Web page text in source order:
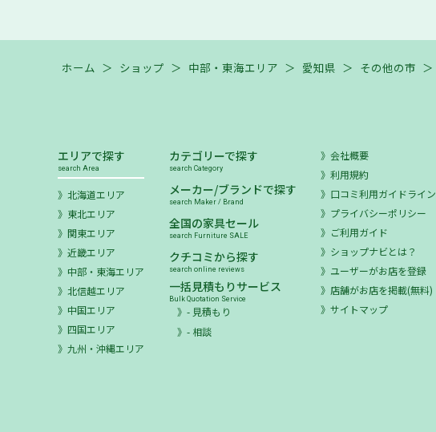
ホーム ＞ ショップ ＞ 中部・東海エリア ＞ 愛知県 ＞ その他の市 ＞
エリアで探す
search Area
北海道エリア
東北エリア
関東エリア
近畿エリア
中部・東海エリア
北信越エリア
中国エリア
四国エリア
九州・沖縄エリア
カテゴリーで探す
search Category
メーカー/ブランドで探す
search Maker / Brand
全国の家具セール
search Furniture SALE
クチコミから探す
search online reviews
一括見積もりサービス
Bulk Quotation Service
- 見積もり
- 相談
会社概要
利用規約
口コミ利用ガイドライン
プライバシーポリシー
ご利用ガイド
ショップナビとは？
ユーザーがお店を登録
店舗がお店を掲載(無料)
サイトマップ